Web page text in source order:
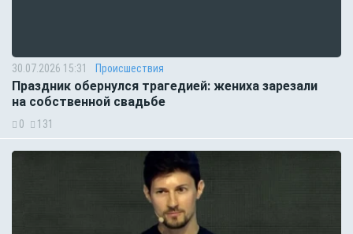
30.07.2026 15:31 Происшествия
Праздник обернулся трагедией: жениха зарезали
на собственной свадьбе
0 131